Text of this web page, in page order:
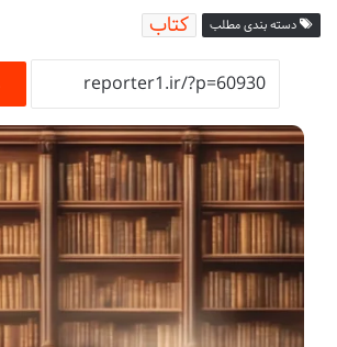
دسته بندی مطلب کتاب